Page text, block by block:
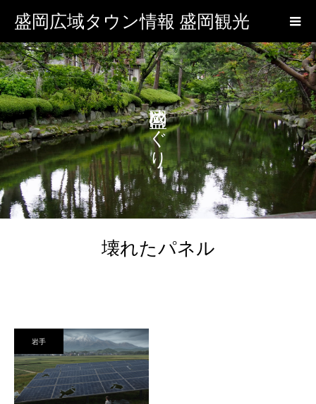
盛岡広域タウン情報 盛岡観光
盛岡めぐり
壊れたパネル
岩手